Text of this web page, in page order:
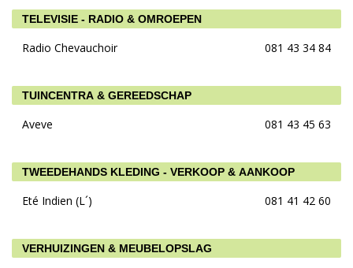
TELEVISIE - RADIO & OMROEPEN
Radio Chevauchoir 081 43 34 84
TUINCENTRA & GEREEDSCHAP
Aveve 081 43 45 63
TWEEDEHANDS KLEDING - VERKOOP & AANKOOP
Eté Indien (L´) 081 41 42 60
VERHUIZINGEN & MEUBELOPSLAG